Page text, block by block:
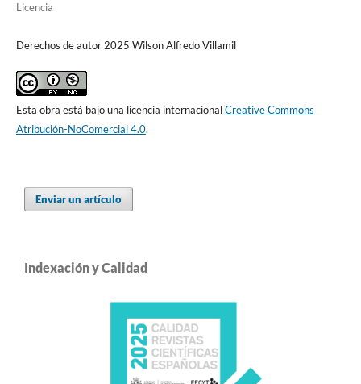
Licencia
Derechos de autor 2025 Wilson Alfredo Villamil
Esta obra está bajo una licencia internacionalCreative Commons
Atribución-NoComercial 4.0.
Enviar un artículo
Indexación y Calidad